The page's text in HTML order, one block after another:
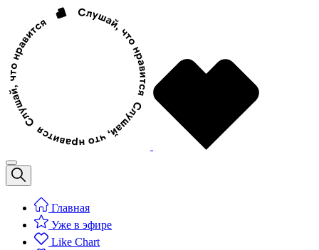
Главная
Уже в эфире
Like Chart